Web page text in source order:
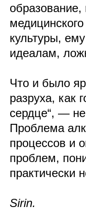
культуры,
идеалам,
Что и было
разруха, как
сердце“, —
Проблема
процессов и
проблем,
практически
Sirin.